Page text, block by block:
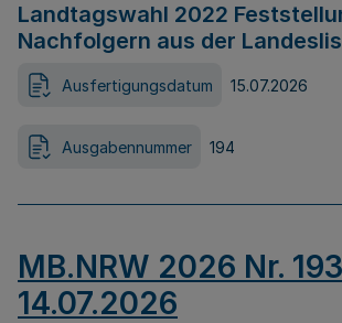
Landtagswahl 2022
Nachfolgern aus der
Ausfertigungsdatum 15.07.2026
Ausgabennummer 194
MB.NRW 2026 Nr.
14.07.2026